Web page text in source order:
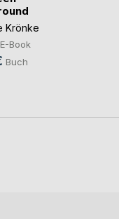
Krönke
E-Book
Buch